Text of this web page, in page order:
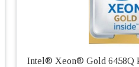
Intel® Xeon® Gold 6458Q